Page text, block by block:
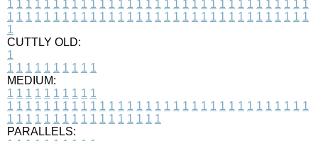
1 1 1 1 1 1 1 1 1 1 1 1 1 1 1 1 1 1 1 1 1 1 1 1 1 1 1 1 1 1 1 1 1
1 1 1 1 1 1 1 1 1 1 1 1 1 1 1 1 1 1 1 1 1 1 1 1 1 1 1 1 1 1 1 1 1
1
CUTTLY OLD:
1
1 1 1 1 1 1 1 1 1 1
MEDIUM:
1 1 1 1 1 1 1 1 1 1
1 1 1 1 1 1 1 1 1 1 1 1 1 1 1 1 1 1 1 1 1 1 1 1 1 1 1 1 1 1 1 1 1
1 1 1 1 1 1 1 1 1 1 1 1 1 1 1 1 1
PARALLELS: